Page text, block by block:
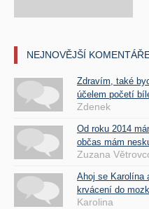
NEJNOVĚJŠÍ
Zdravím, také
účelem početí
Zdenek
Od roku 2014
občas mám
Zuzana
Ahoj se Karolína
krvácení do
Karolina